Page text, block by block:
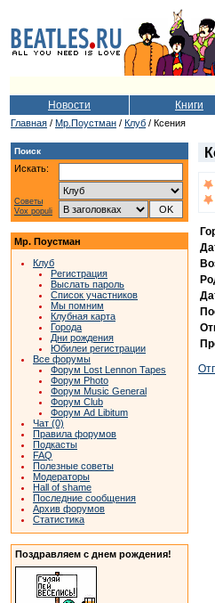
Новости Книги
Главная / Мр.Поустман / Клуб / Ксения
Поиск
Искать:
Советы
Vox populi
Мр. Поустман
Клуб
Регистрация
Выслать пароль
Список участников
Мы помним
Клубная карта
Города
Дни рождения
Юбилеи регистрации
Все форумы
Форум Lost Lennon Tapes
Форум Photo
Форум Music General
Форум Club
Форум Ad Libitum
Чат (0)
Правила форумов
Подкасты
FAQ
Полезные советы
Модераторы
Hall of shame
Последние сообщения
Архив форумов
Статистика
Поздравляем с днем рождения!